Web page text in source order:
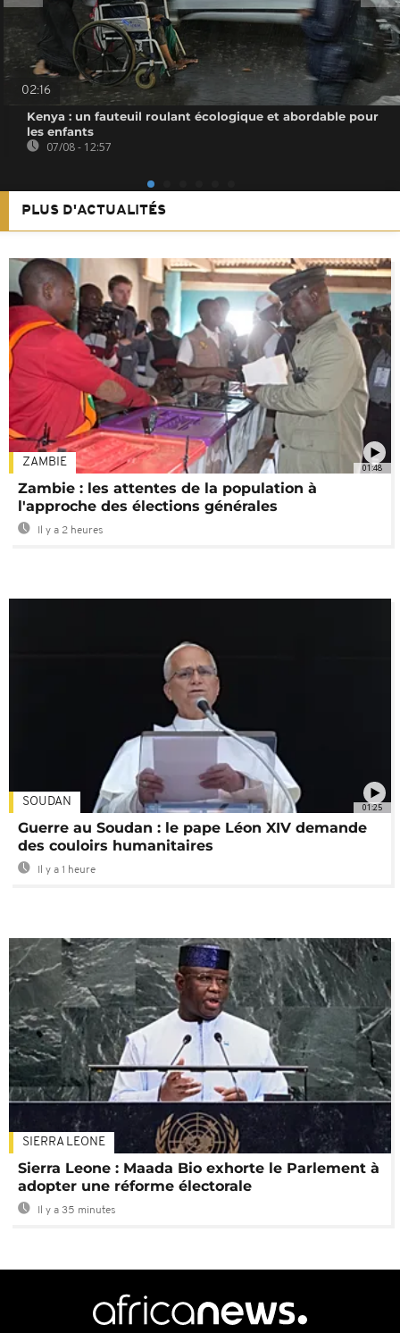
02:16
Kenya : un fauteuil roulant écologique et abordable pour
les enfants
07/08 - 12:57
PLUS D'ACTUALITÉS
01:48
ZAMBIE
Zambie : les attentes de la population à
l'approche des élections générales
Il y a 2 heures
01:25
SOUDAN
Guerre au Soudan : le pape Léon XIV demande
des couloirs humanitaires
Il y a 1 heure
SIERRA LEONE
Sierra Leone : Maada Bio exhorte le Parlement à
adopter une réforme électorale
Il y a 35 minutes